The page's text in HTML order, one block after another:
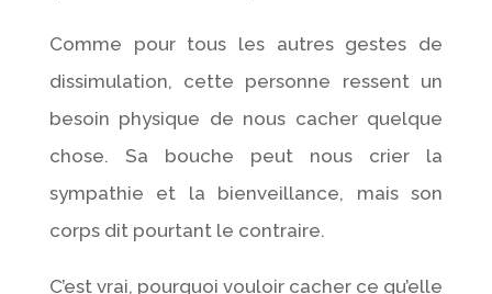
Comme pour tous les autres gestes de
dissimulation, cette personne ressent un
besoin physique de nous cacher quelque
chose. Sa bouche peut nous crier la
sympathie et la bienveillance, mais son
corps dit pourtant le contraire.
C’est vrai, pourquoi vouloir cacher ce qu’elle